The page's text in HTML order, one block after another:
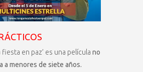
fiesta en paz’ es una película no
a menores de siete años.